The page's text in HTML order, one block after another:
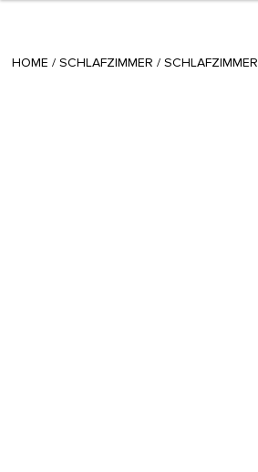
HOME / SCHLAFZIMMER /